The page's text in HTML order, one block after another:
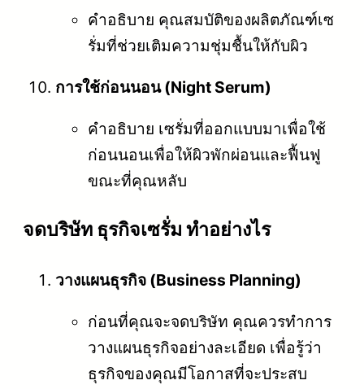
คำอธิบาย คุณสมบัติของผลิตภัณฑ์เซ
รั่มที่ช่วยเติมความชุ่มชื้นให้กับผิว
การใช้ก่อนนอน (Night Serum)
คำอธิบาย เซรั่มที่ออกแบบมาเพื่อใช้
ก่อนนอนเพื่อให้ผิวพักผ่อนและฟื้นฟู
ขณะที่คุณหลับ
จดบริษัท ธุรกิจเซรั่ม ทำอย่างไร
วางแผนธุรกิจ (Business Planning)
ก่อนที่คุณจะจดบริษัท คุณควรทำการ
วางแผนธุรกิจอย่างละเอียด เพื่อรู้ว่า
ธุรกิจของคุณมีโอกาสที่จะประสบ